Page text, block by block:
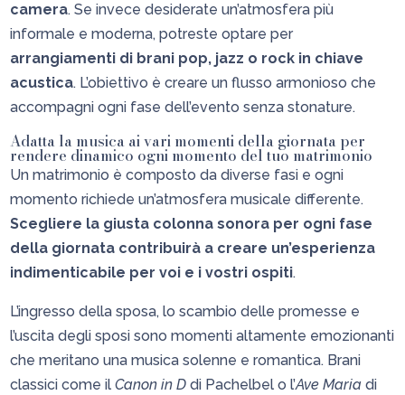
camera. Se invece desiderate un’atmosfera più
informale e moderna, potreste optare per
arrangiamenti di brani pop, jazz o rock in chiave
acustica. L’obiettivo è creare un flusso armonioso che
accompagni ogni fase dell’evento senza stonature.
Adatta la musica ai vari momenti della giornata per
rendere dinamico ogni momento del tuo matrimonio
Un matrimonio è composto da diverse fasi e ogni
momento richiede un’atmosfera musicale differente.
Scegliere la giusta colonna sonora per ogni fase
della giornata contribuirà a creare un’esperienza
indimenticabile per voi e i vostri ospiti.
L’ingresso della sposa, lo scambio delle promesse e
l’uscita degli sposi sono momenti altamente emozionanti
che meritano una musica solenne e romantica. Brani
classici come ilCanon in D di Pachelbel o l’Ave Maria di